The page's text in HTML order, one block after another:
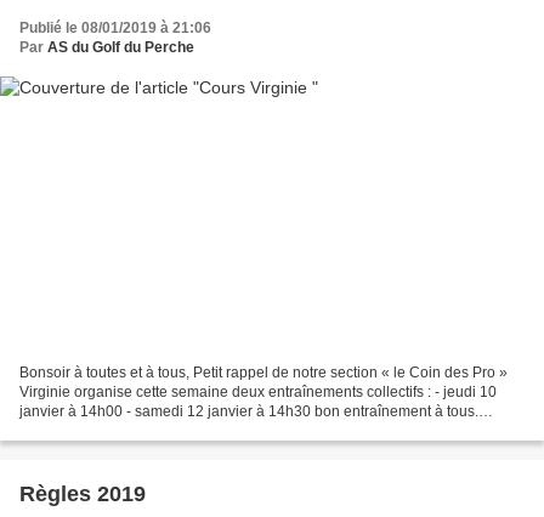
Publié le 08/01/2019 à 21:06
Par AS du Golf du Perche
Bonsoir à toutes et à tous, Petit rappel de notre section « le Coin des Pro »
Virginie organise cette semaine deux entraînements collectifs : - jeudi 10
janvier à 14h00 - samedi 12 janvier à 14h30 bon entraînement à tous.
Règles 2019